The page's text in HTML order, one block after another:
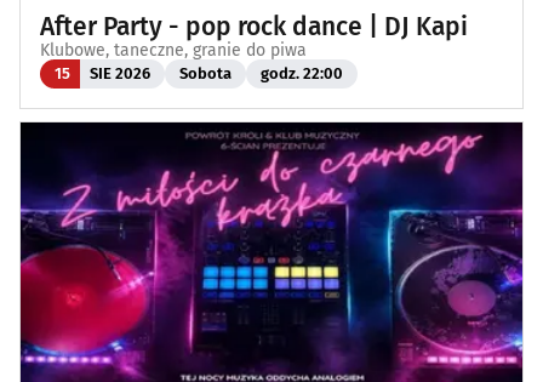
After Party - pop rock dance | DJ Kapi
Klubowe, taneczne, granie do piwa
15 SIE 2026 Sobota godz. 22:00